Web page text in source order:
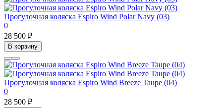
Прогулочная коляска Espiro Wind Polar Navy (03)
0
28 500 ₽
В корзину
Прогулочная коляска Espiro Wind Breeze Taupe (04)
0
28 500 ₽